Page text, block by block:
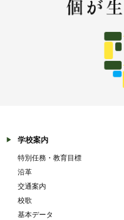
学校案内
特別任務・教育目標
沿革
交通案内
校歌
基本データ